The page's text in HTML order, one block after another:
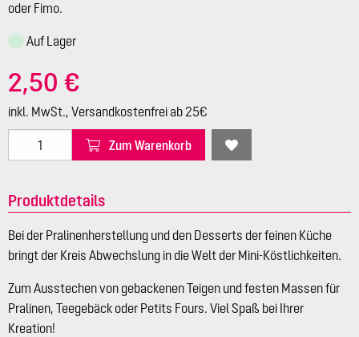
oder Fimo.
Auf Lager
2,50 €
inkl. MwSt., Versandkostenfrei ab 25€
Zum Warenkorb
Produktdetails
Bei der Pralinenherstellung und den Desserts der feinen Küche
bringt der Kreis Abwechslung in die Welt der Mini-Köstlichkeiten.
Zum Ausstechen von gebackenen Teigen und festen Massen für
Pralinen, Teegebäck oder Petits Fours. Viel Spaß bei Ihrer
Kreation!